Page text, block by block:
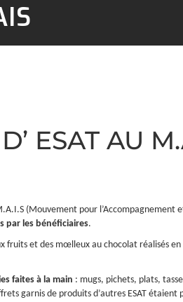
ESAT AU
(Mouvement pour l’Accompagnement
par les bénéficiaires.
fruits et des mœlleux au chocolat réalisés
faites à la main : mugs, pichets, plats,
garnis de produits d’autres ESAT étaient